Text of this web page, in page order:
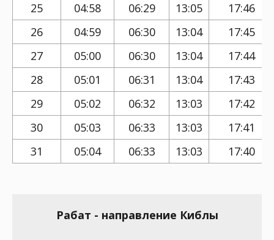
25 04:58 06:29 13:05
17:46
26
04:59 06:30 13:04
17:45
27
05:00 06:30 13:04
17:44
28
05:01 06:31 13:04
17:43
29
05:02 06:32 13:03
17:42
30
05:03 06:33 13:03
17:41
31
05:04 06:33 13:03 17:40
Рабат - направление Киблы